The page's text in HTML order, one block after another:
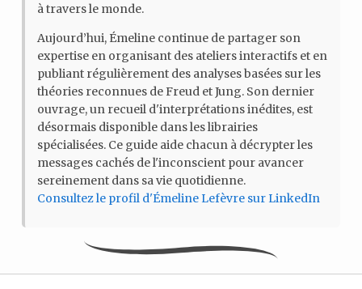
à travers le monde.
Aujourd’hui, Émeline continue de partager son
expertise en organisant des ateliers interactifs et en
publiant régulièrement des analyses basées sur les
théories reconnues de Freud et Jung. Son dernier
ouvrage, un recueil d'interprétations inédites, est
désormais disponible dans les librairies
spécialisées. Ce guide aide chacun à décrypter les
messages cachés de l'inconscient pour avancer
sereinement dans sa vie quotidienne.
Consultez le profil d'Émeline Lefèvre sur LinkedIn